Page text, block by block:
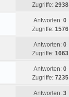
Zugriffe: 2938
Antworten: 0
Zugriffe: 1576
Antworten: 0
Zugriffe: 1663
Antworten: 0
Zugriffe: 7235
Antworten: 3